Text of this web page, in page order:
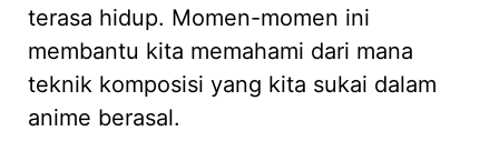
terasa hidup. Momen-momen ini
membantu kita memahami dari mana
teknik komposisi yang kita sukai dalam
anime berasal.